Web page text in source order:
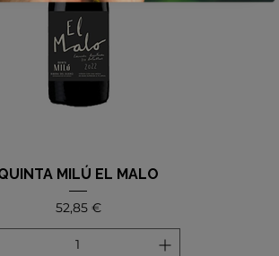
MILÚ EL MALO
Precio
52,85 €